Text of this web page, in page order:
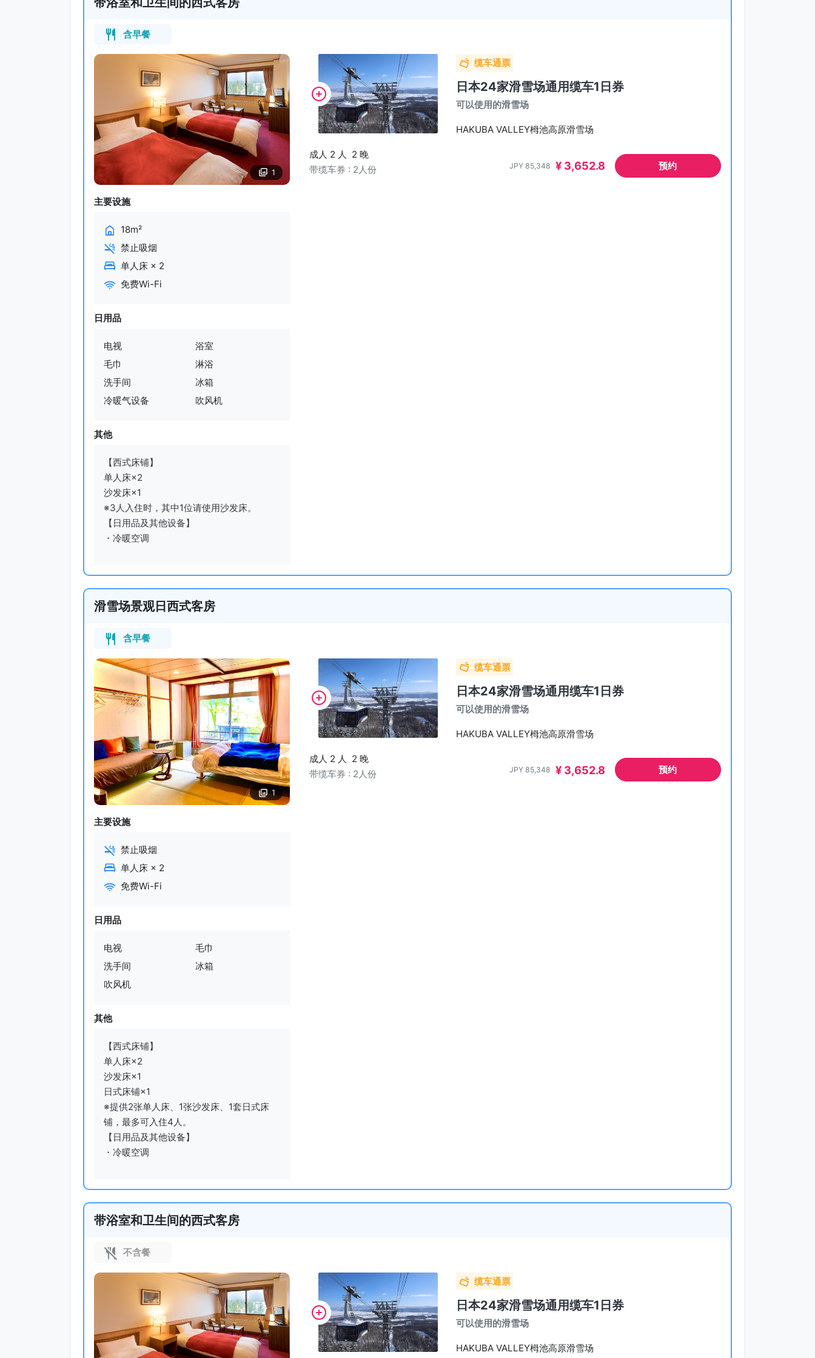
含早餐
1
主要设施
18m²
禁止吸烟
单人床 × 2
免费Wi-Fi
日用品
电视
浴室
毛巾
淋浴
洗手间
冰箱
冷暖气设备
吹风机
其他
【西式床铺】
单人床×2
沙发床×1
※3人入住时，其中1位请使用沙发床。
【日用品及其他设备】
・冷暖空调
缆车通票
日本24家滑雪场通用缆车1日券
可以使用的滑雪场
HAKUBA VALLEY栂池高原滑雪场
成人 2 人 2 晚
带缆车券 : 2人份
JPY 85,348 ¥ 3,652.8 预约
滑雪场景观日西式客房
含早餐
1
主要设施
禁止吸烟
单人床 × 2
免费Wi-Fi
日用品
电视
毛巾
洗手间
冰箱
吹风机
其他
【西式床铺】
单人床×2
沙发床×1
日式床铺×1
※提供2张单人床、1张沙发床、1套日式床
铺，最多可入住4人。
【日用品及其他设备】
・冷暖空调
缆车通票
日本24家滑雪场通用缆车1日券
可以使用的滑雪场
HAKUBA VALLEY栂池高原滑雪场
成人 2 人 2 晚
带缆车券 : 2人份
JPY 85,348 ¥ 3,652.8 预约
带浴室和卫生间的西式客房
不含餐
缆车通票
日本24家滑雪场通用缆车1日券
可以使用的滑雪场
HAKUBA VALLEY栂池高原滑雪场